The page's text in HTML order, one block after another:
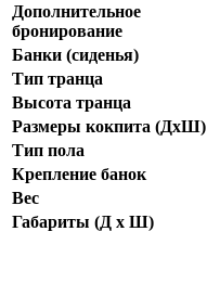
Дополнительное
бронирование
Банки (сиденья)
Тип транца
Высота транца
Размеры кокпита (ДхШ)
Тип пола
Крепление банок
Вес
Габариты (Д x Ш)